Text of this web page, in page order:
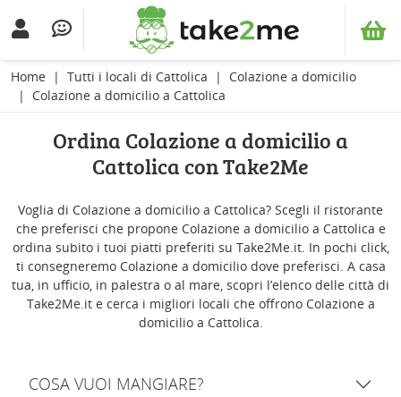
Home Tutti i locali di Cattolica
Colazione a domicilio
Colazione a domicilio a Cattolica
Ordina Colazione a domicilio a
Cattolica con Take2Me
Voglia di Colazione a domicilio a Cattolica? Scegli il ristorante
che preferisci che propone Colazione a domicilio a Cattolica e
ordina subito i tuoi piatti preferiti su Take2Me.it. In pochi click,
ti consegneremo Colazione a domicilio dove preferisci. A casa
tua, in ufficio, in palestra o al mare, scopri l’elenco delle città di
Take2Me.it e cerca i migliori locali che offrono Colazione a
domicilio a Cattolica.
COSA VUOI MANGIARE?